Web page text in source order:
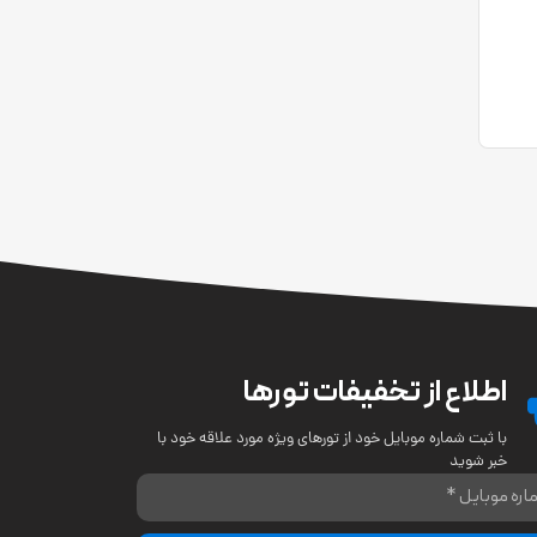
اطلاع از تخفیفات تورها
با ثبت شماره موبایل خود از تورهای ویژه مورد علاقه خود با
خبر شوید